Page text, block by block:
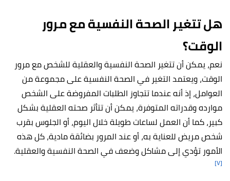
هل تتغير الصحة النفسية مع مرور
الوقت؟
نعم، يمكن أن تتغير الصحة النفسية والعقلية للشخص مع مرور
الوقت، ويعتمد التغير في الصحة النفسية على مجموعة من
العوامل، إذ أنه عندما تتجاوز الطلبات المفروضة على الشخص
موارده وقدراته المتوفرة، يمكن أن تتأثر صحته العقلية بشكل
كبير، كما أن العمل لساعات طويلة خلال اليوم، أو الجلوس بقرب
شخص مريض للعناية به، أو عند المرور بضائقة مادية، كل هذه
الأمور تؤدي إلى مشاكل وضعف في الصحة النفسية والعقلية.
[٧]